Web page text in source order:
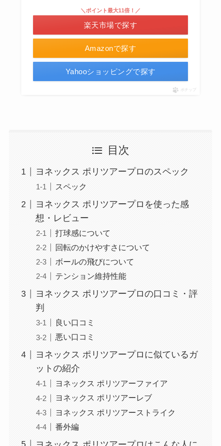
Amazonで探す
＼ポイント最大11倍！／
楽天市場で探す
Yahooショッピングで探す
ポチップ
目次
ヨネックス ポリツアープロのスペック
スペック
ヨネックス ポリツアープロを使った感
想・レビュー
打球感について
回転のかけやすさについて
ボールの飛びについて
テンション維持性能
ヨネックス ポリツアープロの口コミ・評
判
良い口コミ
悪い口コミ
ヨネックス ポリツアープロに似ているガ
ットの紹介
ヨネックス ポリツアーファイア
ヨネックス ポリツアーレブ
ヨネックス ポリツアーストライク
番外編